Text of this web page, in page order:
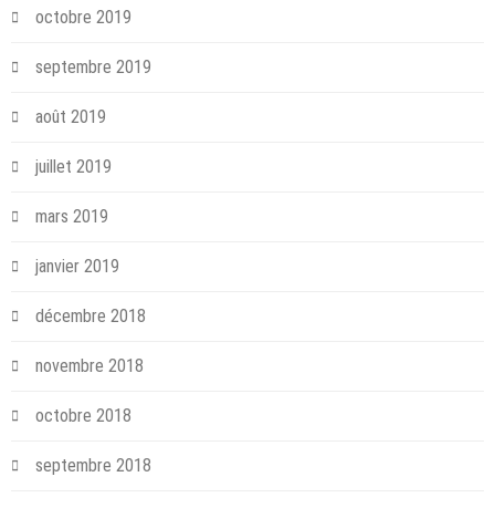
octobre 2019
septembre 2019
août 2019
juillet 2019
mars 2019
janvier 2019
décembre 2018
novembre 2018
octobre 2018
septembre 2018